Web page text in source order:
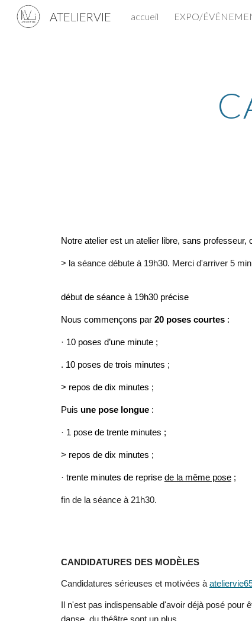
ATELIERVIE accueil EXPO/
Notre atelier est un atelier libre, sans
> la séance débute à 19h30. Merci d'arriver 5
début de séance à 19h30 précise
Nous commençons par 20 poses courtes :
· 10 poses d’une minute ;
. 10 poses de trois minutes ;
> repos de dix minutes ;
Puis une pose longue:
· 1 pose de trente minutes ;
> repos de dix minutes ;
· trente minutes de reprise de la même pose;
fin de la séance à 21h30.
CANDIDATURES DES MODÈLES
Candidatures sérieuses et motivées à
Il n'est pas indispensable d'avoir déjà posé